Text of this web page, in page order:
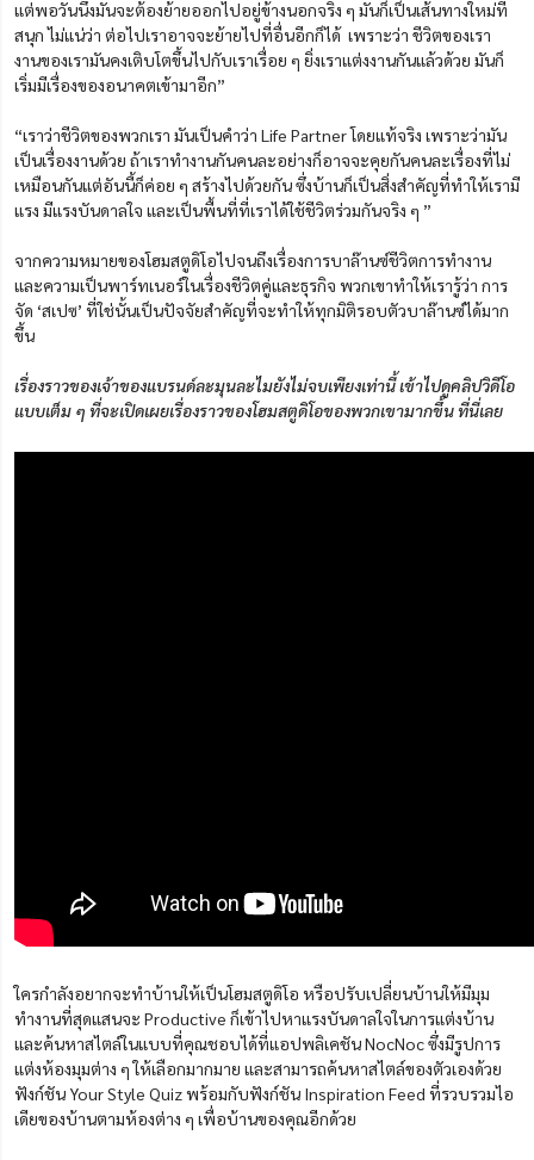
แต่พอวันนึงมันจะต้องย้ายออกไปอยู่ข้างนอกจริง ๆ มันก็เป็นเส้นทางใหม่ที่
สนุก ไม่แน่ว่า ต่อไปเราอาจจะย้ายไปที่อื่นอีกก็ได้ เพราะว่า ชีวิตของเรา
งานของเรามันคงเติบโตขึ้นไปกับเราเรื่อย ๆ ยิ่งเราแต่งงานกันแล้วด้วย มันก็
เริ่มมีเรื่องของอนาคตเข้ามาอีก”
“เราว่าชีวิตของพวกเรา มันเป็นคำว่า Life Partner โดยแท้จริง เพราะว่ามัน
เป็นเรื่องงานด้วย ถ้าเราทำงานกันคนละอย่างก็อาจจะคุยกันคนละเรื่องที่ไม่
เหมือนกันแต่อันนี้ก็ค่อย ๆ สร้างไปด้วยกัน ซึ่งบ้านก็เป็นสิ่งสำคัญที่ทำให้เรามี
แรง มีแรงบันดาลใจ และเป็นพื้นที่ที่เราได้ใช้ชีวิตร่วมกันจริง ๆ ”
จากความหมายของโฮมสตูดิโอไปจนถึงเรื่องการบาล๊านซ์ชีวิตการทำงาน
และความเป็นพาร์ทเนอร์ในเรื่องชีวิตคู่และธุรกิจ พวกเขาทำให้เรารู้ว่า การ
จัด ‘สเปซ’ ที่ใช่นั้นเป็นปัจจัยสำคัญที่จะทำให้ทุกมิติรอบตัวบาล๊านซ์ได้มาก
ขึ้น
เรื่องราวของเจ้าของแบรนด์ละมุนละไมยังไม่จบเพียงเท่านี้ เข้าไปดูคลิปวิดีโอ
แบบเต็ม ๆ ที่จะเปิดเผยเรื่องราวของโฮมสตูดิโอของพวกเขามากขึ้น ที่นี่เลย
ใครกำลังอยากจะทำบ้านให้เป็นโฮมสตูดิโอ หรือปรับเปลี่ยนบ้านให้มีมุม
ทำงานที่สุดแสนจะ Productive ก็เข้าไปหาแรงบันดาลใจในการแต่งบ้าน
และค้นหาสไตล์ในแบบที่คุณชอบได้ที่แอปพลิเคชัน NocNoc ซึ่งมีรูปการ
แต่งห้องมุมต่าง ๆ ให้เลือกมากมาย และสามารถค้นหาสไตล์ของตัวเองด้วย
ฟังก์ชัน Your Style Quiz พร้อมกับฟังก์ชัน Inspiration Feed ที่รวบรวมไอ
เดียของบ้านตามห้องต่าง ๆ เพื่อบ้านของคุณอีกด้วย